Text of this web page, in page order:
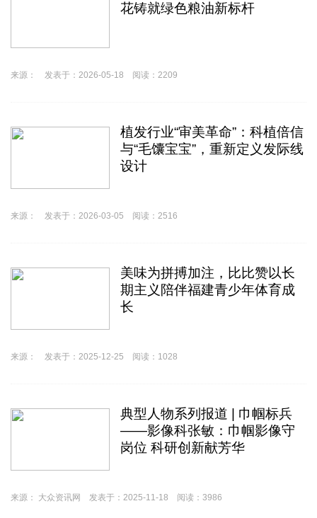
花铸就绿色粮油新标杆
来源： 发表于：2026-05-18 阅读：2209
植发行业“审美革命”：科植倍信
与“毛馕宝宝”，重新定义发际线
设计
来源： 发表于：2026-03-05 阅读：2516
美味为拼搏加注，比比赞以长
期主义陪伴福建青少年体育成
长
来源： 发表于：2025-12-25 阅读：1028
典型人物系列报道 | 巾帼标兵
——影像科张敏：巾帼影像守
岗位 科研创新献芳华
来源： 大众资讯网 发表于：2025-11-18 阅读：3986